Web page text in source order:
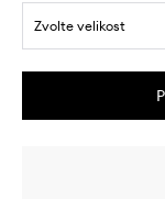
Zvolte velikost